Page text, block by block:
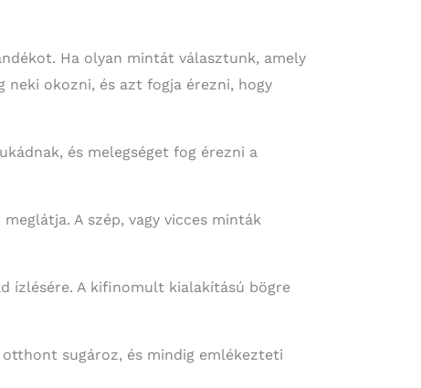
Ha olyan mintát választunk, amely
neki okozni, és azt fogja érezni, hogy
és melegséget fog érezni a
A szép, vagy vicces minták
ízlésére. A kifinomult kialakítású bögre
otthont sugároz, és mindig emlékezteti